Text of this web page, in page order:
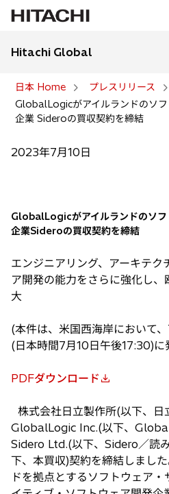
Hitachi Global
日本 Home
プレスリリース
GlobalLogicがアイルランドのソフ
企業 Sideroの買収契約を締結
2023年7月10日
GlobalLogicがアイルランドのソフ
企業Sideroの買収契約を締結
エンジニアリング、アーキテク
ア開発の能力をさらに強化し
大
(本件は、米国西海岸において
(日本時間7月10日午後17:30)に
PDFダウンロード
新
い
タ
ブ
で
開
株式会社日立製作所(以下、日
GlobalLogic Inc.(以下、
Sidero Ltd.(以下、Sidero／読
下、本買収)契約を締結しまし
ドを拠点とするソフトウェア